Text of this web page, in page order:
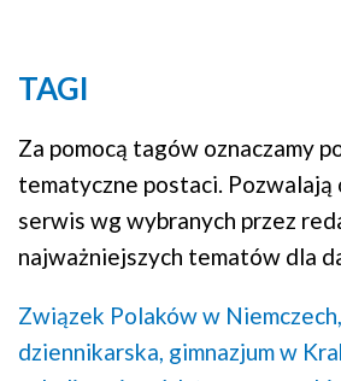
TAGI
Za pomocą tagów oznaczamy
tematyczne postaci.
serwis wg wybranych przez
najważniejszych tematów dla
Związek Polaków w Niemczech,
dziennikarska, gimnazjum w